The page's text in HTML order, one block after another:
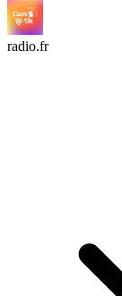
radio.fr